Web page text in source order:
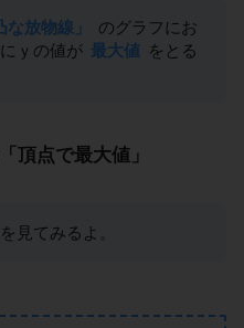
な放物線」
のグラフにお
ｙの値が 最大値 をとる
頂点で最大値」
見てみるよ。